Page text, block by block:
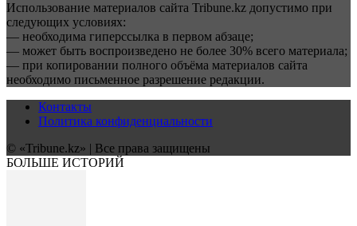
Использование материалов сайта Tribune.kz допустимо при
следующих условиях:
— необходима гиперссылка в первом абзаце;
— может быть воспроизведено не более 30% всего материала;
— при копировании полного объёма материалов сайта
необходимо письменное разрешение редакции.
Контакты
Политика конфиденциальности
© «Tribune.kz» | Все права защищены
БОЛЬШЕ ИСТОРИЙ